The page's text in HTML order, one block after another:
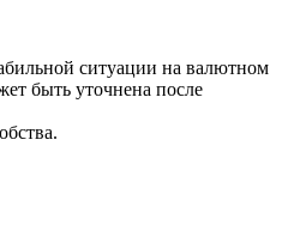
ситуации на валютном
быть уточнена после